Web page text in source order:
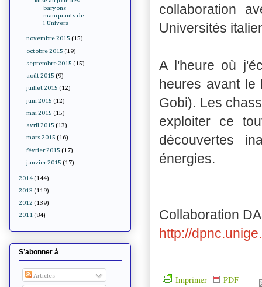
collaboration
Universités
A l'heure où
heures avant le
Gobi). Les
exploiter ce
découvertes
énergies.
Collaboration
http://
Imprimer PDF
baryons
manquants de
l'Univers
novembre 2015 (15)
octobre 2015 (19)
septembre 2015 (15)
août 2015 (9)
juillet 2015 (12)
juin 2015 (12)
mai 2015 (15)
avril 2015 (13)
mars 2015 (16)
février 2015 (17)
janvier 2015 (17)
2014 (144)
2013 (119)
2012 (139)
2011 (84)
S’abonner à
Articles